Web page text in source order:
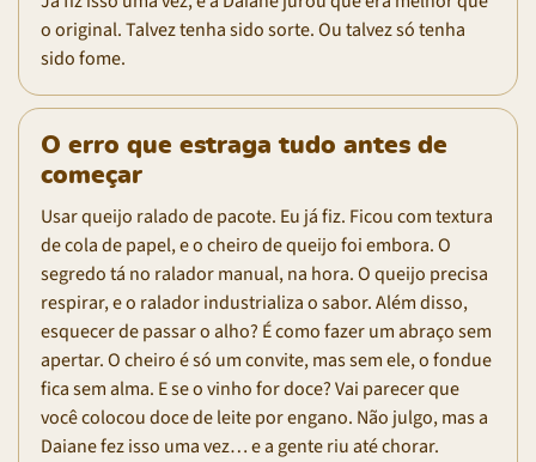
o original. Talvez tenha sido sorte. Ou talvez só tenha
sido fome.
O erro que estraga tudo antes de
começar
Usar queijo ralado de pacote. Eu já fiz. Ficou com textura
de cola de papel, e o cheiro de queijo foi embora. O
segredo tá no ralador manual, na hora. O queijo precisa
respirar, e o ralador industrializa o sabor. Além disso,
esquecer de passar o alho? É como fazer um abraço sem
apertar. O cheiro é só um convite, mas sem ele, o fondue
fica sem alma. E se o vinho for doce? Vai parecer que
você colocou doce de leite por engano. Não julgo, mas a
Daiane fez isso uma vez… e a gente riu até chorar.